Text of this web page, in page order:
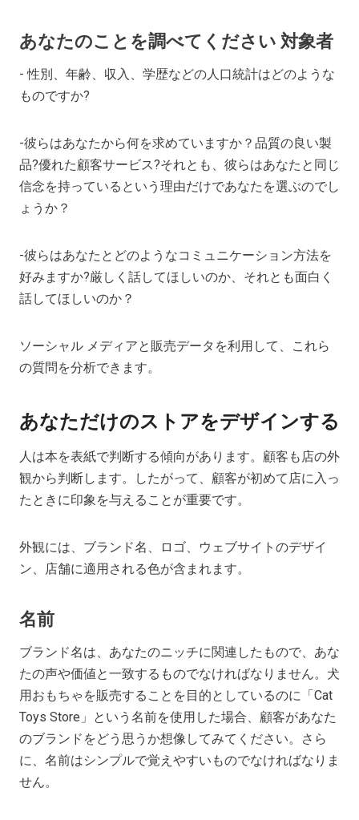
あなたのことを調べてください 対象者
- 性別、年齢、収入、学歴などの人口統計はどのような
ものですか?
-彼らはあなたから何を求めていますか？品質の良い製
品?優れた顧客サービス?それとも、彼らはあなたと同じ
信念を持っているという理由だけであなたを選ぶのでし
ょうか？
-彼らはあなたとどのようなコミュニケーション方法を
好みますか?厳しく話してほしいのか、それとも面白く
話してほしいのか？
ソーシャル メディアと販売データを利用して、これら
の質問を分析できます。
あなただけのストアをデザインする
人は本を表紙で判断する傾向があります。顧客も店の外
観から判断します。したがって、顧客が初めて店に入っ
たときに印象を与えることが重要です。
外観には、ブランド名、ロゴ、ウェブサイトのデザイ
ン、店舗に適用される色が含まれます。
名前
ブランド名は、あなたのニッチに関連したもので、あな
たの声や価値と一致するものでなければなりません。犬
用おもちゃを販売することを目的としているのに「Cat
Toys Store」という名前を使用した場合、顧客があなた
のブランドをどう思うか想像してみてください。さら
に、名前はシンプルで覚えやすいものでなければなりま
せん。